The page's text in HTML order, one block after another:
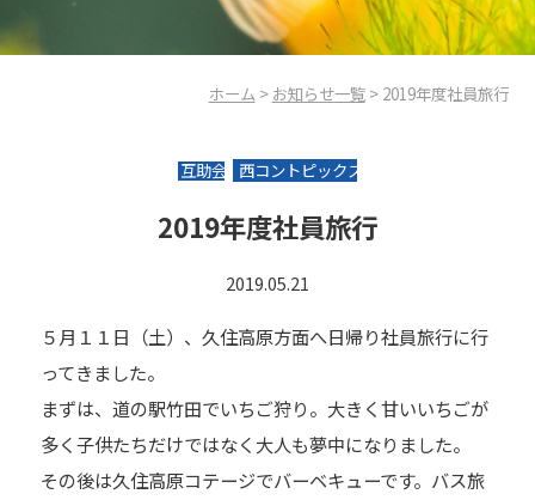
ホーム> お知らせ一覧> 2019年度社員旅行
互助会 西コントピックス
2019年度社員旅行
2019.05.21
５月１１日（土）、久住高原方面へ日帰り社員旅行に行
ってきました。
まずは、道の駅竹田でいちご狩り。大きく甘いいちごが
多く子供たちだけではなく大人も夢中になりました。
その後は久住高原コテージでバーベキューです。バス旅